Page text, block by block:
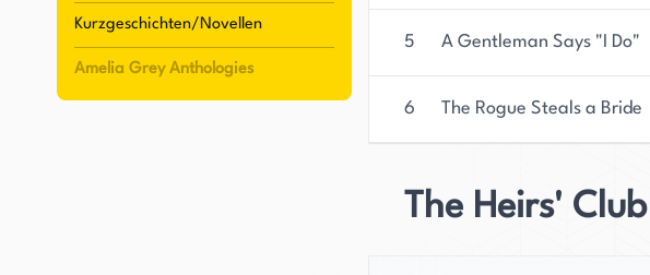
Golden Quill Award. Als Gloria Dale Skinner gewann sie den
Love and Laughter und den Maggie Award. Ihre Bücher wurden
Russland und Japan veröffentlicht. Mehrere ihrer Bücher wurden
Book Club vorgestellt.
Kurzgeschichten/Novellen
Amelia Grey Anthologies
5 A Gentleman Says "I Do"
6 The Rogue Steals a Bride
The Heirs'